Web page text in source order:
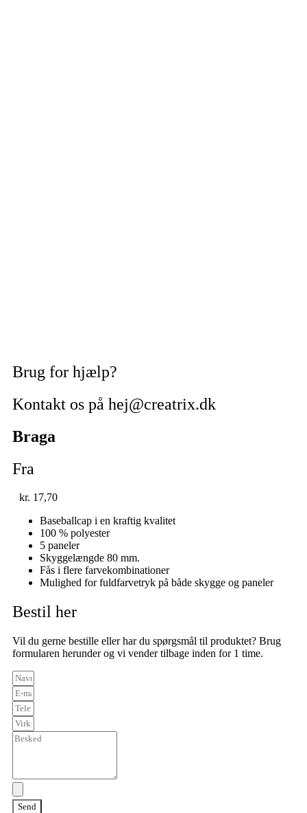
Brug for hjælp?
Kontakt os på hej@creatrix.dk
Braga
Fra
kr. 17,70
Baseballcap i en kraftig kvalitet
100 % polyester
5 paneler
Skyggelængde 80 mm.
Fås i flere farvekombinationer
Mulighed for fuldfarvetryk på både skygge og paneler
Bestil her
Vil du gerne bestille eller har du spørgsmål til produktet? Brug
formularen herunder og vi vender tilbage inden for 1 time.
Send